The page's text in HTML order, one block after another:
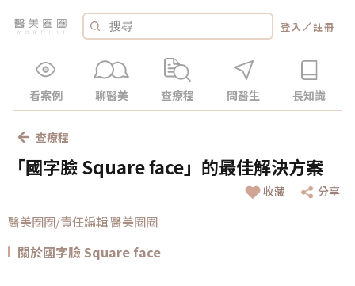
登入 ／註冊
看案例 聊醫美 查療程 問醫生 長知識
查療程
「國字臉 Square face」的最佳解決方案
收藏 分享
醫美圈圈/責任編輯 醫美圈圈
關於國字臉 Square face